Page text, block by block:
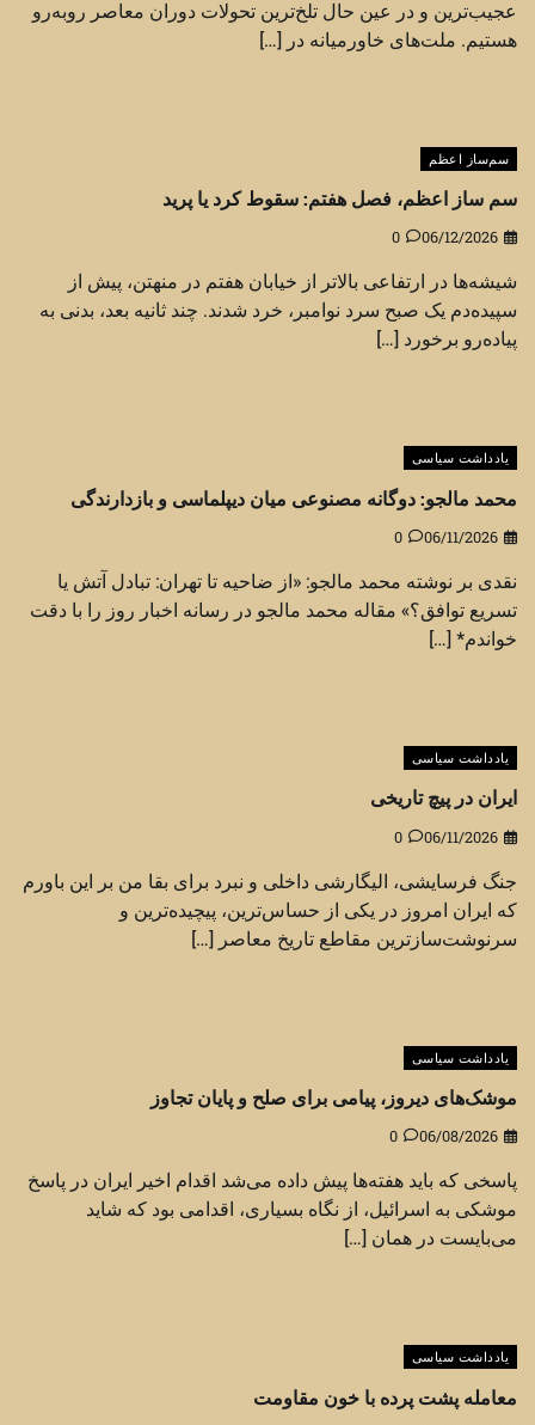
عجیب‌ترین و در عین حال تلخ‌ترین تحولات دوران معاصر روبه‌رو
هستیم. ملت‌های خاورمیانه در […]
سم‌ساز اعظم
سم ساز اعظم، فصل هفتم: سقوط کرد یا پرید
06/12/2026
0
شیشه‌ها در ارتفاعی بالاتر از خیابان هفتم در منهتن، پیش از
سپیده‌دم یک صبح سرد نوامبر، خرد شدند. چند ثانیه بعد، بدنی به
پیاده‌رو برخورد […]
یادداشت سیاسی
محمد مالجو: دوگانه مصنوعی میان دیپلماسی و بازدارندگی
06/11/2026
0
نقدی بر نوشته محمد مالجو: «از ضاحیه تا تهران: تبادل آتش یا
تسریع توافق؟» مقاله محمد مالجو در رسانه اخبار روز را با دقت
خواندم* […]
یادداشت سیاسی
ایران در پیچ تاریخی
06/11/2026
0
جنگ فرسایشی، الیگارشی داخلی و نبرد برای بقا من بر این باورم
که ایران امروز در یکی از حساس‌ترین، پیچیده‌ترین و
سرنوشت‌سازترین مقاطع تاریخ معاصر […]
یادداشت سیاسی
موشک‌های دیروز، پیامی برای صلح و پایان تجاوز
06/08/2026
0
پاسخی که باید هفته‌ها پیش داده می‌شد اقدام اخیر ایران در پاسخ
موشکی به اسرائیل، از نگاه بسیاری، اقدامی بود که شاید
می‌بایست در همان […]
یادداشت سیاسی
معامله پشت پرده با خون مقاومت